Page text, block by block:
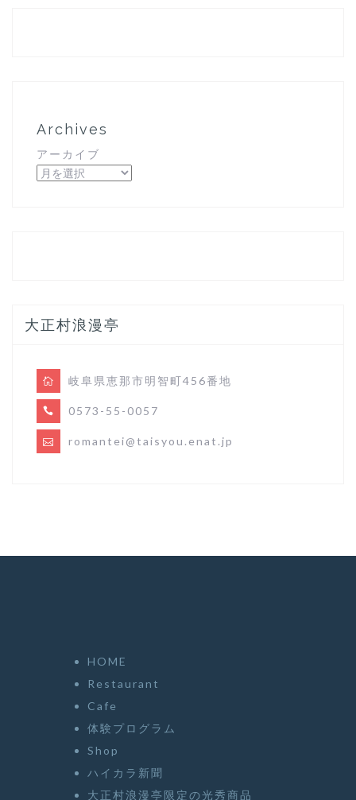
Archives
アーカイブ
大正村浪漫亭
岐阜県恵那市明智町456番地
0573-55-0057
romantei@taisyou.enat.jp
HOME
Restaurant
Cafe
体験プログラム
Shop
ハイカラ新聞
大正村浪漫亭限定の光秀商品